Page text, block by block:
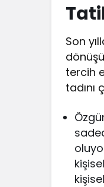
Son
tercih
tadını